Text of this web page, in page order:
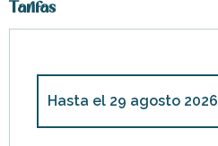
Tarifas
Hasta el 29 agosto 2026